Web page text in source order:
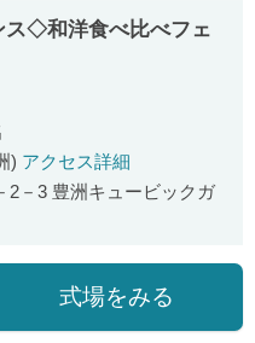
ス◇和洋食べ比べフェ
価
) アクセス詳細
2－3 豊洲キュービックガ
式場をみる